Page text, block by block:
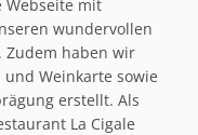
Webseite mit
wundervollen
Zudem haben wir
und Weinkarte sowie
erstellt. Als
La Cigale